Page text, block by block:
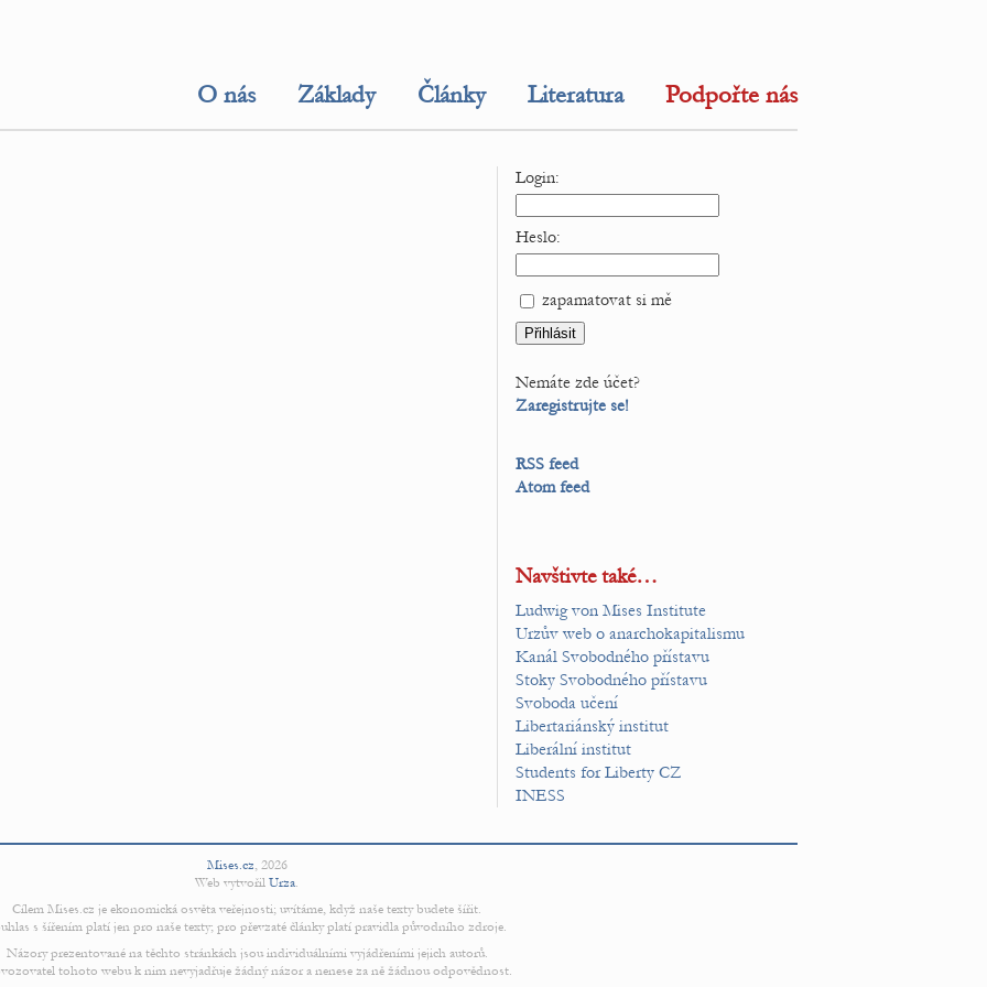
O nás Základy Články Literatura Podpořte nás
Login:
Heslo:
zapamatovat si mě
Nemáte zde účet?
Zaregistrujte se!
RSS feed
Atom feed
Navštivte také…
Ludwig von Mises Institute
Urzův web o anarchokapitalismu
Kanál Svobodného přístavu
Stoky Svobodného přístavu
Svoboda učení
Libertariánský institut
Liberální institut
Students for Liberty CZ
INESS
Mises.cz, 2026
Web vytvořil Urza.
Cílem Mises.cz je ekonomická osvěta veřejnosti; uvítáme, když naše texty budete šířit.
s šířením platí jen pro naše texty; pro převzaté články platí pravidla původního zdroje.
Názory prezentované na těchto stránkách jsou individuálními vyjádřeními jejich autorů.
tohoto webu k nim nevyjadřuje žádný názor a nenese za ně žádnou odpovědnost.